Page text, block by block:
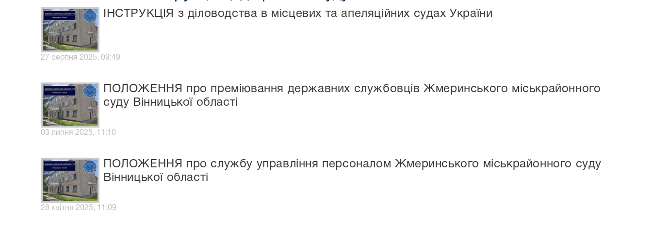
ІНСТРУКЦІЯ з діловодства в місцевих та апеляційних судах України
27 серпня 2025, 09:49
ПОЛОЖЕННЯ про преміювання державних службовців Жмеринського міськрайонного
суду Вінницької області
03 липня 2025, 11:10
ПОЛОЖЕННЯ про службу управління персоналом Жмеринського міськрайонного суду
Вінницької області
28 квітня 2025, 11:09